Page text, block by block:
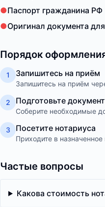
●Паспорт гражданина РФ
●Оригинал документа
Порядок
1 Запишитесь на приём
Запишитесь на приём
2 Подготовьте
Соберите необходимые
3 Посетите нотариуса
Приходите в
Частые вопросы
Какова стоимость